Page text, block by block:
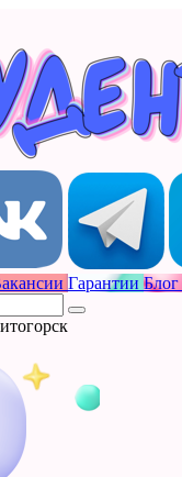
Гарантии Блог